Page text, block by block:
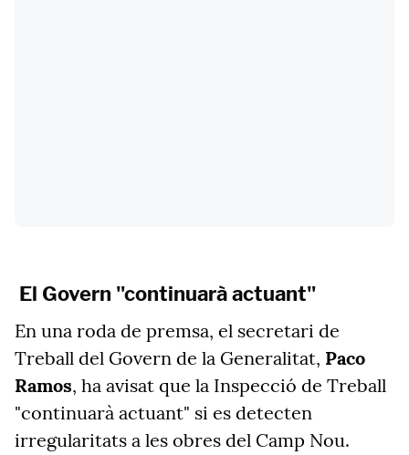
El Govern "continuarà actuant"
En una roda de premsa, el secretari de
Treball del Govern de la Generalitat, Paco
Ramos, ha avisat que la Inspecció de Treball
"continuarà actuant" si es detecten
irregularitats a les obres del Camp Nou.